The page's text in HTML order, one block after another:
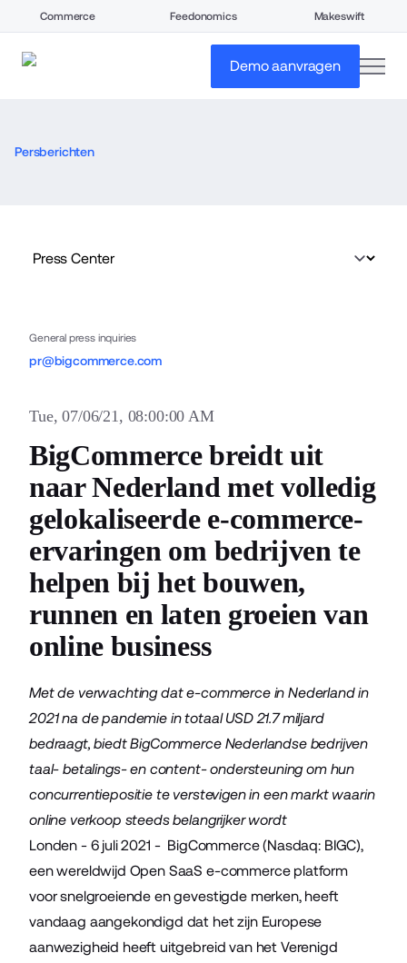
Commerce Feedonomics Makeswift
Demo aanvragen
Persberichten
General press inquiries
pr@bigcommerce.com
Tue, 07/06/21, 08:00:00 AM
BigCommerce breidt uit
naar Nederland met volledig
gelokaliseerde e-commerce-
ervaringen om bedrijven te
helpen bij het bouwen,
runnen en laten groeien van
online business
Met de verwachting dat e-commerce in Nederland in
2021 na de pandemie in totaal USD 21.7 miljard
bedraagt, biedt BigCommerce Nederlandse bedrijven
taal- betalings- en content- ondersteuning om hun
concurrentiepositie te verstevigen in een markt waarin
online verkoop steeds belangrijker wordt
Londen - 6 juli 2021 - BigCommerce(Nasdaq: BIGC),
een wereldwijd Open SaaS e-commerce platform
voor snelgroeiende en gevestigde merken, heeft
vandaag aangekondigd dat het zijn Europese
aanwezigheid heeft uitgebreid van het Verenigd